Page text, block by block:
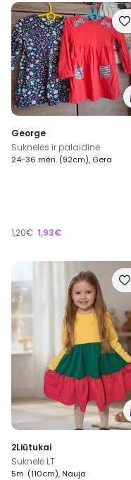
George
Suknelės ir palaidinė
24-36 mėn. (92cm), Gera
1,20€ 1,93€
2Liūtukai
Suknelė LT
5m. (110cm), Nauja